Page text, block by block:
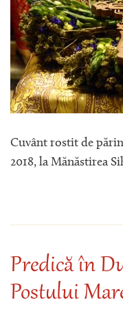
Cuvânt rostit de
2018, la Mănăstirea
Predică în
Postului